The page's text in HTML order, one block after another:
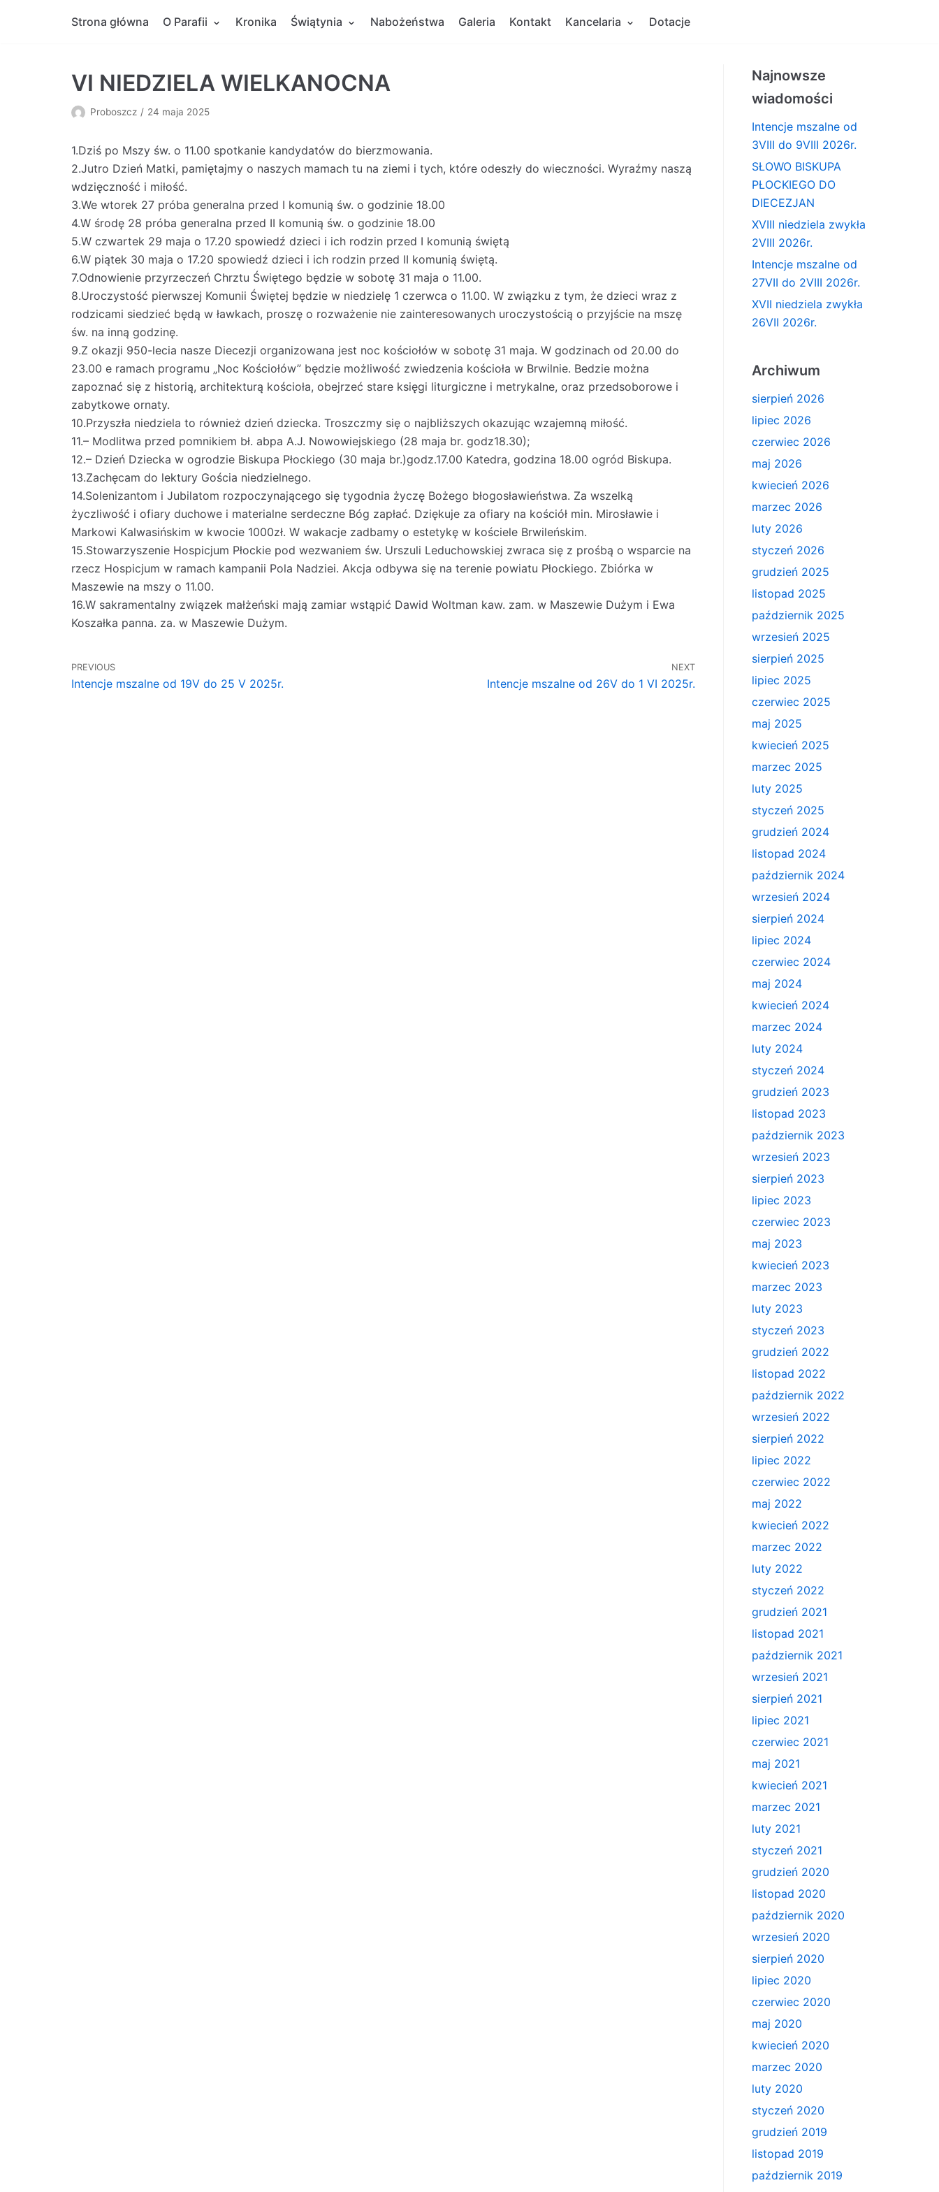
Strona główna O Parafii Kronika Świątynia Nabożeństwa Galeria Kontakt Kancelaria Dotacje
VI NIEDZIELA WIELKANOCNA
Proboszcz 24 maja 2025
1.Dziś po Mszy św. o 11.00 spotkanie kandydatów do bierzmowania.
2.Jutro Dzień Matki, pamiętajmy o naszych mamach tu na ziemi i tych, które odeszły do wieczności. Wyraźmy naszą
wdzięczność i miłość.
3.We wtorek 27 próba generalna przed I komunią św. o godzinie 18.00
4.W środę 28 próba generalna przed II komunią św. o godzinie 18.00
5.W czwartek 29 maja o 17.20 spowiedź dzieci i ich rodzin przed I komunią świętą
6.W piątek 30 maja o 17.20 spowiedź dzieci i ich rodzin przed II komunią świętą.
7.Odnowienie przyrzeczeń Chrztu Świętego będzie w sobotę 31 maja o 11.00.
8.Uroczystość pierwszej Komunii Świętej będzie w niedzielę 1 czerwca o 11.00. W związku z tym, że dzieci wraz z
rodzicami siedzieć będą w ławkach, proszę o rozważenie nie zainteresowanych uroczystością o przyjście na mszę
św. na inną godzinę.
9.Z okazji 950-lecia nasze Diecezji organizowana jest noc kościołów w sobotę 31 maja. W godzinach od 20.00 do
23.00 e ramach programu „Noc Kościołów” będzie możliwość zwiedzenia kościoła w Brwilnie. Bedzie można
zapoznać się z historią, architekturą kościoła, obejrzeć stare księgi liturgiczne i metrykalne, oraz przedsoborowe i
zabytkowe ornaty.
10.Przyszła niedziela to również dzień dziecka. Troszczmy się o najbliższych okazując wzajemną miłość.
11.– Modlitwa przed pomnikiem bł. abpa A.J. Nowowiejskiego (28 maja br. godz18.30);
12.– Dzień Dziecka w ogrodzie Biskupa Płockiego (30 maja br.)godz.17.00 Katedra, godzina 18.00 ogród Biskupa.
13.Zachęcam do lektury Gościa niedzielnego.
14.Solenizantom i Jubilatom rozpoczynającego się tygodnia życzę Bożego błogosławieństwa. Za wszelką
życzliwość i ofiary duchowe i materialne serdeczne Bóg zapłać. Dziękuje za ofiary na kościół min. Mirosławie i
Markowi Kalwasińskim w kwocie 1000zł. W wakacje zadbamy o estetykę w kościele Brwileńskim.
15.Stowarzyszenie Hospicjum Płockie pod wezwaniem św. Urszuli Leduchowskiej zwraca się z prośbą o wsparcie na
rzecz Hospicjum w ramach kampanii Pola Nadziei. Akcja odbywa się na terenie powiatu Płockiego. Zbiórka w
Maszewie na mszy o 11.00.
16.W sakramentalny związek małżeński mają zamiar wstąpić Dawid Woltman kaw. zam. w Maszewie Dużym i Ewa
Koszałka panna. za. w Maszewie Dużym.
PREVIOUS
Intencje mszalne od 19V do 25 V 2025r.
NEXT
Intencje mszalne od 26V do 1 VI 2025r.
Najnowsze
wiadomości
Intencje mszalne od
3VIII do 9VIII 2026r.
SŁOWO BISKUPA
PŁOCKIEGO DO
DIECEZJAN
XVIII niedziela zwykła
2VIII 2026r.
Intencje mszalne od
27VII do 2VIII 2026r.
XVII niedziela zwykła
26VII 2026r.
Archiwum
sierpień 2026
lipiec 2026
czerwiec 2026
maj 2026
kwiecień 2026
marzec 2026
luty 2026
styczeń 2026
grudzień 2025
listopad 2025
październik 2025
wrzesień 2025
sierpień 2025
lipiec 2025
czerwiec 2025
maj 2025
kwiecień 2025
marzec 2025
luty 2025
styczeń 2025
grudzień 2024
listopad 2024
październik 2024
wrzesień 2024
sierpień 2024
lipiec 2024
czerwiec 2024
maj 2024
kwiecień 2024
marzec 2024
luty 2024
styczeń 2024
grudzień 2023
listopad 2023
październik 2023
wrzesień 2023
sierpień 2023
lipiec 2023
czerwiec 2023
maj 2023
kwiecień 2023
marzec 2023
luty 2023
styczeń 2023
grudzień 2022
listopad 2022
październik 2022
wrzesień 2022
sierpień 2022
lipiec 2022
czerwiec 2022
maj 2022
kwiecień 2022
marzec 2022
luty 2022
styczeń 2022
grudzień 2021
listopad 2021
październik 2021
wrzesień 2021
sierpień 2021
lipiec 2021
czerwiec 2021
maj 2021
kwiecień 2021
marzec 2021
luty 2021
styczeń 2021
grudzień 2020
listopad 2020
październik 2020
wrzesień 2020
sierpień 2020
lipiec 2020
czerwiec 2020
maj 2020
kwiecień 2020
marzec 2020
luty 2020
styczeń 2020
grudzień 2019
listopad 2019
październik 2019